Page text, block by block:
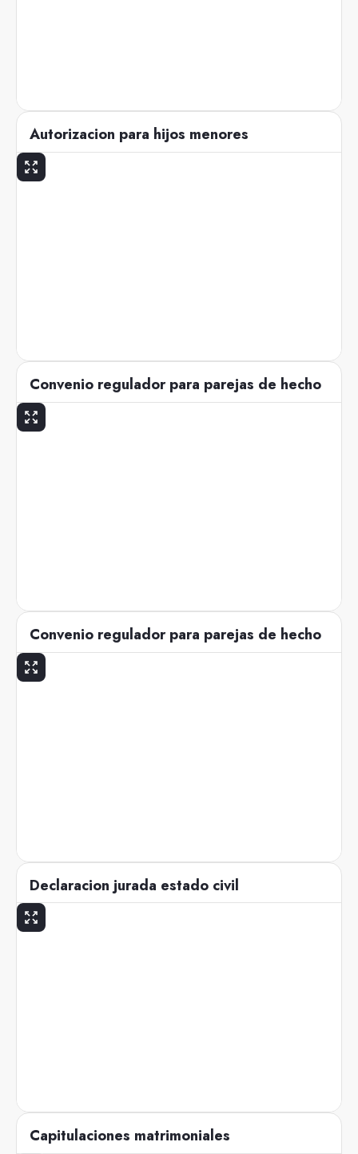
Autorizacion para hijos menores
Convenio regulador para parejas de hecho
Convenio regulador para parejas de hecho
Declaracion jurada estado civil
Capitulaciones matrimoniales